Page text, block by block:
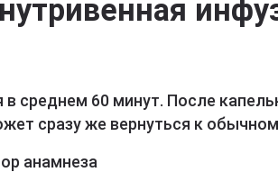
в среднем 60 минут. После
сразу же вернуться к
анамнеза